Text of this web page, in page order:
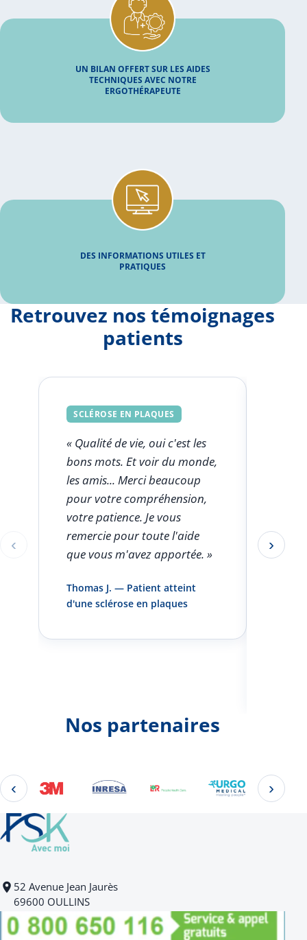
UN BILAN OFFERT SUR LES AIDES
TECHNIQUES AVEC NOTRE
ERGOTHÉRAPEUTE
DES INFORMATIONS UTILES ET
PRATIQUES
Retrouvez nos témoignages
patients
‹
SCLÉROSE EN PLAQUES
« Qualité de vie, oui c'est les
bons mots. Et voir du monde,
les amis... Merci beaucoup
pour votre compréhension,
votre patience. Je vous
remercie pour toute l'aide
que vous m'avez apportée. »
Thomas J. — Patient atteint
d'une sclérose en plaques
pas
›
Éléments 1 à 1 sur 5
Nos partenaires
‹ ›
Éléments 2 à 4 sur 22
52 Avenue Jean Jaurès
69600 OULLINS